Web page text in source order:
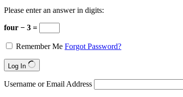
Please enter an answer in digits:
four − 3 =
Remember Me Forgot Password?
Log In
Username or Email Address